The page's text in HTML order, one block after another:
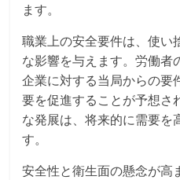
ます。
職業上の安全要件は、使い
な影響を与えます。労働者
企業に対する当局からの要
要を促進することが予想さ
な発展は、将来的に需要を
す。
安全性と衛生面の懸念が高